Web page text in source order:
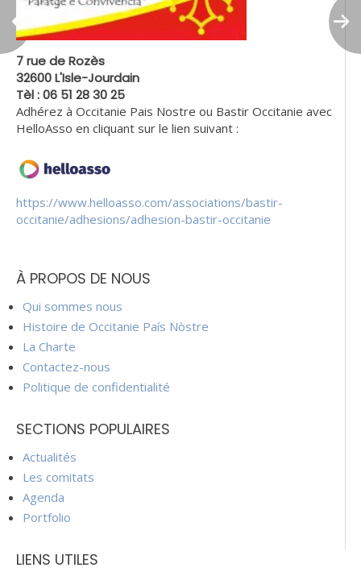
7 rue de Rozès
32600 L'Isle-Jourdain
Tèl : 06 51 28 30 25
Adhérez à Occitanie Pais Nostre ou Bastir Occitanie avec
HelloAsso en cliquant sur le lien suivant :
https://www.helloasso.com/associations/bastir-
occitanie/adhesions/adhesion-bastir-occitanie
À PROPOS DE NOUS
Qui sommes nous
Histoire de Occitanie País Nòstre
La Charte
Contactez-nous
Politique de confidentialité
SECTIONS POPULAIRES
Actualités
Les comitats
Agenda
Portfolio
LIENS UTILES